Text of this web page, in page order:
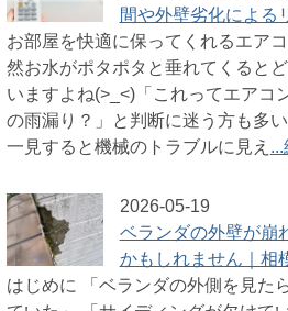
間や外壁劣化による
お部屋を快適に保ってくれるエア
然お水がポタポタと垂れてくると
いますよね(>_<)「これってエアコ
の雨漏り？」と判断に迷う方も多
一見すると機械のトラブルに見え
2026-05-19
ベランダの外壁が崩
かもしれません｜相
はじめに 「ベランダの外側を見た